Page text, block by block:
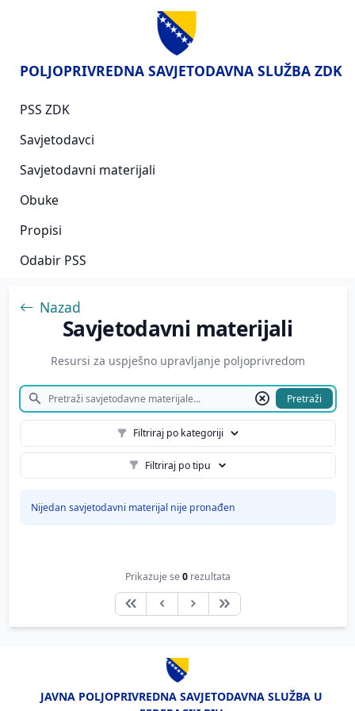
POLJOPRIVREDNA SAVJETODAVNA SLUŽBA ZDK
PSS ZDK
Savjetodavci
Savjetodavni materijali
Obuke
Propisi
Odabir PSS
Nazad
Savjetodavni materijali
Resursi za uspješno upravljanje poljoprivredom
Pretraži
Filtriraj po kategoriji
Filtriraj po tipu
Nijedan savjetodavni materijal nije pronađen
Prikazuje se0 rezultata
JAVNA POLJOPRIVREDNA SAVJETODAVNA SLUŽBA U